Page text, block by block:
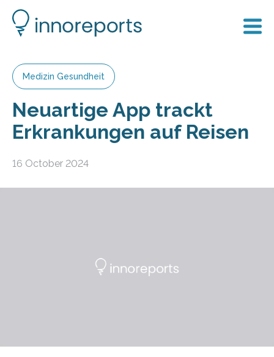
Medizin Gesundheit
Neuartige App trackt
Erkrankungen auf Reisen
16 October 2024